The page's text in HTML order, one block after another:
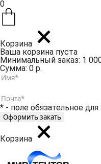
0
Корзина
Ваша корзина пуста
Минимальный заказ: 1
Сумма: 0 р.
* - поле обязательное для
Корзина